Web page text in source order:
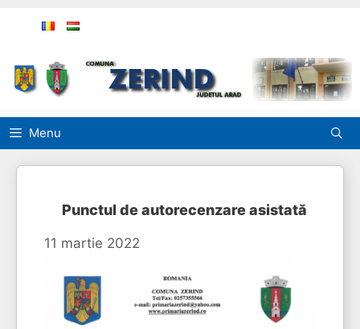
Menu
Punctul de autorecenzare asistată
11 martie 2022